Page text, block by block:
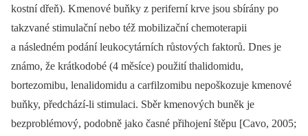
kostní dřeň). Kmenové buňky z periferní krve jsou sbírány po
takzvané stimulační nebo též mobilizační chemoterapii
a následném podání leukocytárních růstových faktorů. Dnes je
známo, že krátkodobé (4 měsíce) použití thalidomidu,
bortezomibu, lenalidomidu a carfilzomibu nepoškozuje kmenové
buňky, předchází-li stimulaci. Sběr kmenových buněk je
bezproblémový, podobně jako časné přihojení štěpu [Cavo, 2005;